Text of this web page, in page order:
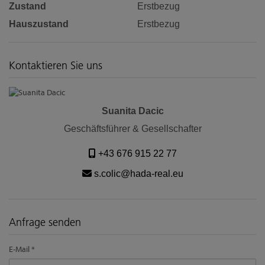
Zustand
Erstbezug
Hauszustand
Erstbezug
Kontaktieren Sie uns
Suanita Dacic
Geschäftsführer & Gesellschafter
+43 676 915 22 77
s.colic@hada-real.eu
Anfrage senden
E-Mail